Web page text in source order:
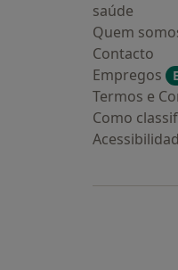
saúde
Quem
Contacto
Empregos
Termos e
Como